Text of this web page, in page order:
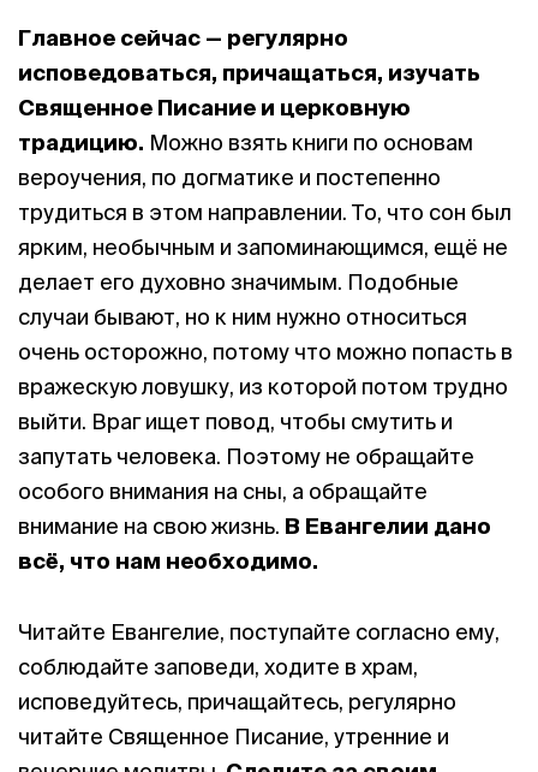
Главное сейчас — регулярно
исповедоваться, причащаться, изучать
Священное Писание и церковную
традицию. Можно взять книги по основам
вероучения, по догматике и постепенно
трудиться в этом направлении. То, что сон был
ярким, необычным и запоминающимся, ещё не
делает его духовно значимым. Подобные
случаи бывают, но к ним нужно относиться
очень осторожно, потому что можно попасть в
вражескую ловушку, из которой потом трудно
выйти. Враг ищет повод, чтобы смутить и
запутать человека. Поэтому не обращайте
особого внимания на сны, а обращайте
внимание на свою жизнь. В Евангелии дано
всё, что нам необходимо.
Читайте Евангелие, поступайте согласно ему,
соблюдайте заповеди, ходите в храм,
исповедуйтесь, причащайтесь, регулярно
читайте Священное Писание, утренние и